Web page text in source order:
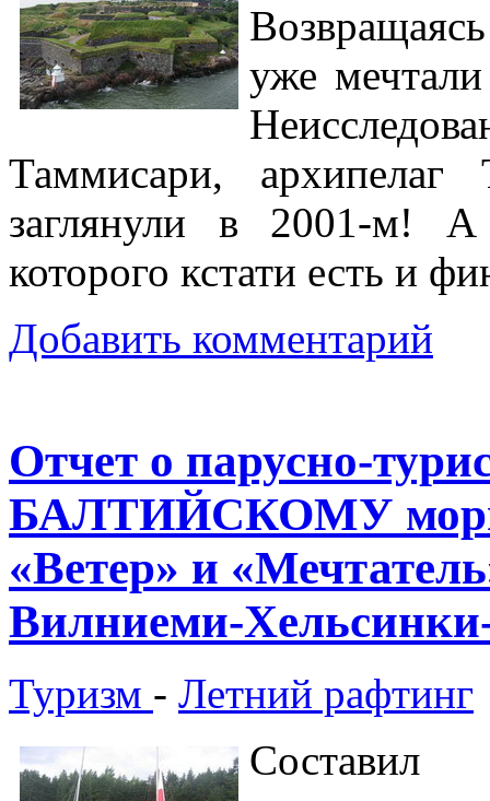
уже
Таммисари,
заглянули в 2001-м!
которого кстати есть и
Добавить комментарий
Отчет о парусно-
БАЛТИЙСКОМУ
«Ветер» и
Вилниеми-
Туризм - Летний рафтинг
Составил